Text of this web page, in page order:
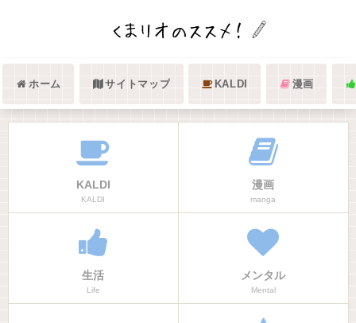
ホーム サイトマップ KALDI 漫画
KALDI
KALDI
漫画
manga
生活
Life
メンタル
Mental